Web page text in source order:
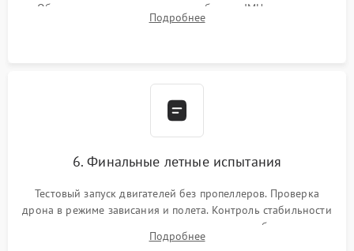
Обязательная программная калибровка IMU-сенсоров,
компаса, датчиков позиционирования и горизонта подвеса
Подробнее
6. Финальные летные испытания
Тестовый запуск двигателей без пропеллеров. Проверка
дрона в режиме зависания и полета. Контроль стабильности
удержания точки, качества передачи видео, работы системы
возврата домой (RTH) и дальности радиосвязи.
Подробнее